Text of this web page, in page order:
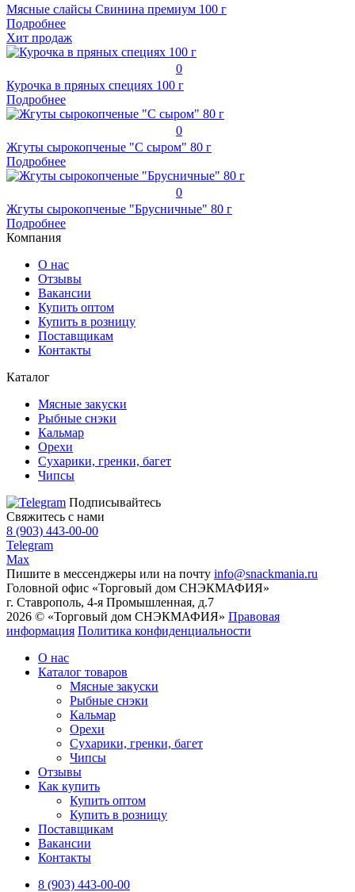
Мясные слайсы Свинина премиум 100 г
Подробнее
Хит продаж
0
Курочка в пряных специях 100 г
Подробнее
0
Жгуты сырокопченые "С сыром" 80 г
Подробнее
0
Жгуты сырокопченые "Брусничные" 80 г
Подробнее
Компания
О нас
Отзывы
Вакансии
Купить оптом
Купить в розницу
Поставщикам
Контакты
Каталог
Мясные закуски
Рыбные снэки
Кальмар
Орехи
Сухарики, гренки, багет
Чипсы
Подписывайтесь
Свяжитесь с нами
8 (903) 443-00-00
Telegram
Max
Пишите в мессенджеры или на почту info@snackmania.ru
Головной офис «Торговый дом СНЭКМАФИЯ»
г. Ставрополь, 4-я Промышленная, д.7
2026 © «Торговый дом СНЭКМАФИЯ» Правовая
информация Политика конфиденциальности
О нас
Каталог товаров
Мясные закуски
Рыбные снэки
Кальмар
Орехи
Сухарики, гренки, багет
Чипсы
Отзывы
Как купить
Купить оптом
Купить в розницу
Поставщикам
Вакансии
Контакты
8 (903) 443-00-00